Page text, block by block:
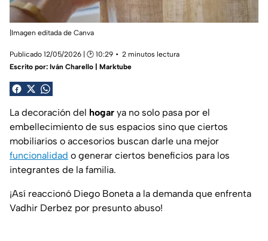
|Imagen editada de Canva
Publicado 12/05/2026 | 🕑 10:29
2 minutos lectura
Escrito por: Iván Charello | Marktube
La decoración del hogar ya no solo pasa por el
embellecimiento de sus espacios sino que ciertos
mobiliarios o accesorios buscan darle una mejor
funcionalidad o generar ciertos beneficios para los
integrantes de la familia.
¡Así reaccionó Diego Boneta a la demanda que enfrenta
Vadhir Derbez por presunto abuso!